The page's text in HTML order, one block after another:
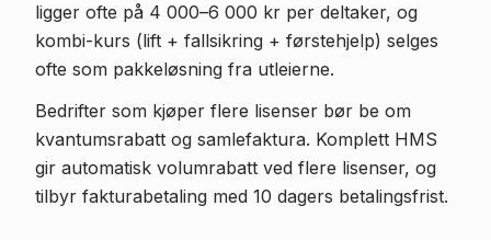
ligger ofte på 4 000–6 000 kr per deltaker, og
kombi-kurs (lift + fallsikring + førstehjelp) selges
ofte som pakkeløsning fra utleierne.
Bedrifter som kjøper flere lisenser bør be om
kvantumsrabatt og samlefaktura. Komplett HMS
gir automatisk volumrabatt ved flere lisenser, og
tilbyr fakturabetaling med 10 dagers betalingsfrist.